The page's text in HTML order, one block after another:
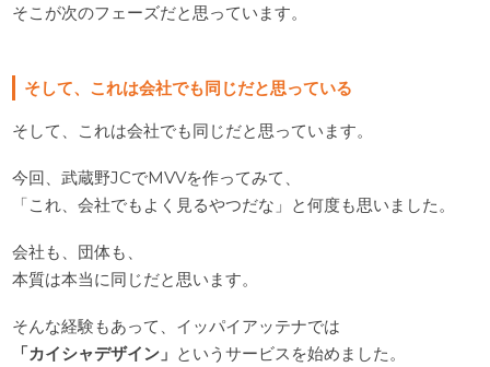
そこが次のフェーズだと思っています。
そして、これは会社でも同じだと思っている
そして、これは会社でも同じだと思っています。
今回、武蔵野JCでMVVを作ってみて、
「これ、会社でもよく見るやつだな」と何度も思いました。
会社も、団体も、
本質は本当に同じだと思います。
そんな経験もあって、イッパイアッテナでは
「カイシャデザイン」 というサービスを始めました。